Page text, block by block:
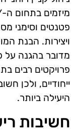
פטנטים וסימני
ויצירות. הבנת
מדובר בהגנה על
ייחודיים, ולכן
היעילה ביותר.
חשיבות